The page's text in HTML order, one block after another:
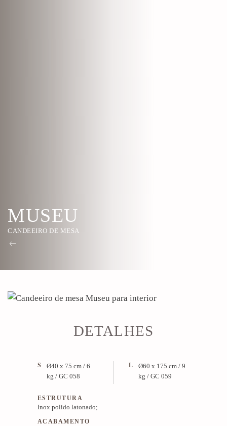
MUSEU
CANDEEIRO DE MESA
DETALHES
S
Ø40 x 75 cm / 6
kg / GC 058
L
Ø60 x 175 cm / 9
kg / GC 059
ESTRUTURA
Inox polido latonado;
ACABAMENTO